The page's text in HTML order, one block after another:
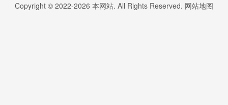
Copyright © 2022-2026 本网站. All Rights Reserved. 网站地图